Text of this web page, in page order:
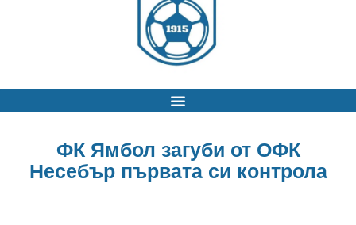
ФК Ямбол загуби от ОФК
Несебър първата си контрола